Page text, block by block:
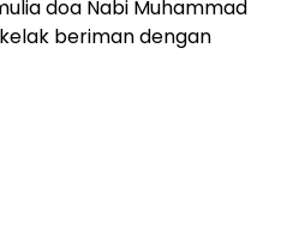
doa Nabi Muhammad
beriman dengan